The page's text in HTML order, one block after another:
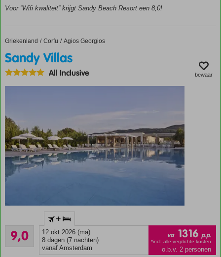
suites (tot 6
Smullen dankzij
diverse eet- en
Volop sport- en
ontspanningsfaciliteiten
Voor “Wifi kwaliteit” krijgt Sandy Beach Resort een 8,0!
Home
Griekenland Corfu Agios Georgios
Sandy Villas
Sandy Villas
All Inclusive bewaar
Accommodatie met een
GSTC erkend
duurzaamheidscertificaat
Ruime
keuze uit
9,0
Uitstekend
5
beoordelingen
+
12 okt 2026 (ma)
8 dagen (7 nachten)
vanaf Amsterdam
va 1316 p.p.
*incl. alle verplichte kosten
o.b.v. 2 personen